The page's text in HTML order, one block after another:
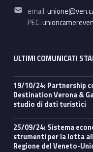
Email address:
email:
PEC:
ULTIMI COMUNICATI
19/10/24: Partnership con DMO Dolomiti Bellunesi e
Destination Verona &
studio di dati turistici
25/09/24: Sistema economico e legalità, regole e
strumenti per la lotta
Regione del Veneto-